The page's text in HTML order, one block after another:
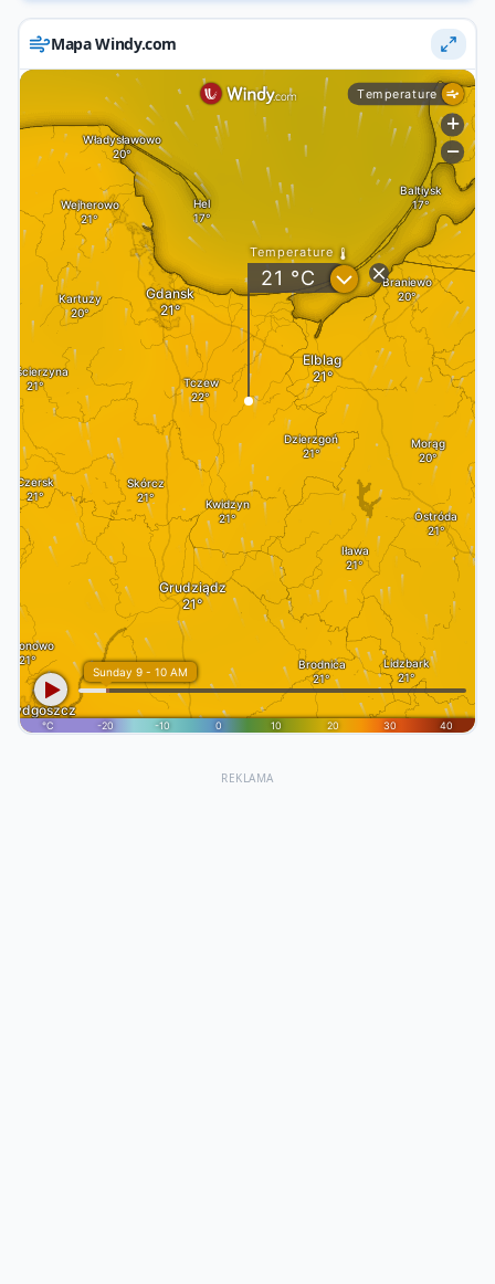
Mapa Windy.com
REKLAMA